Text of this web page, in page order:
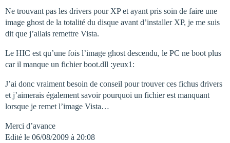
Ne trouvant pas les drivers pour XP et ayant pris soin de faire une
image ghost de la totalité du disque avant d’installer XP, je me suis
dit que j’allais remettre Vista.
Le HIC est qu’une fois l’image ghost descendu, le PC ne boot plus
car il manque un fichier boot.dll :yeux1:
J’ai donc vraiment besoin de conseil pour trouver ces fichus drivers
et j’aimerais également savoir pourquoi un fichier est manquant
lorsque je remet l’image Vista…
Merci d’avance
Edité le 06/08/2009 à 20:08